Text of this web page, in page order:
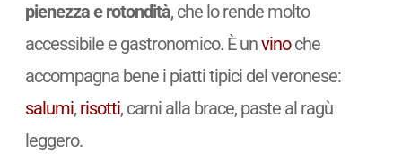
pienezza e rotondità, che lo rende molto
accessibile e gastronomico. È unvinoche
accompagna bene i piatti tipici del veronese:
salumi, risotti, carni alla brace, paste al ragù
leggero.